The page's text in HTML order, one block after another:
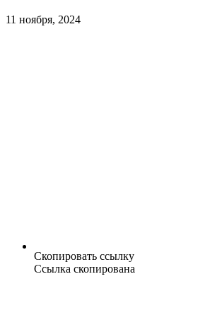
11 ноября, 2024
Скопировать ссылку
Ссылка скопирована